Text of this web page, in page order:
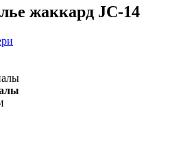
жаккард JC-14